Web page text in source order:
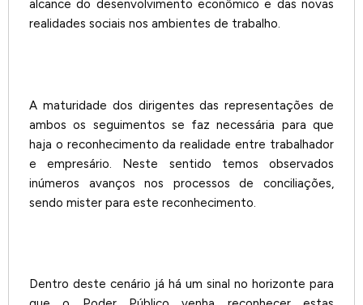
alcance do desenvolvimento econômico e das novas
realidades sociais nos ambientes de trabalho.
A maturidade dos dirigentes das representações de
ambos os seguimentos se faz necessária para que
haja o reconhecimento da realidade entre trabalhador
e empresário. Neste sentido temos observados
inúmeros avanços nos processos de conciliações,
sendo mister para este reconhecimento.
Dentro deste cenário já há um sinal no horizonte para